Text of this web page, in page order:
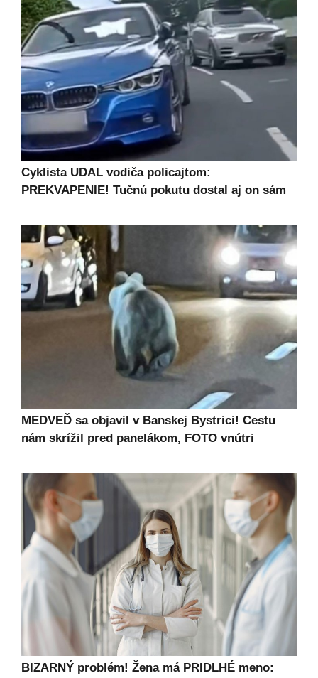
Cyklista UDAL vodiča policajtom:
PREKVAPENIE! Tučnú pokutu dostal aj on sám
MEDVEĎ sa objavil v Banskej Bystrici! Cestu
nám skrížil pred panelákom, FOTO vnútri
BIZARNÝ problém! Žena má PRIDLHÉ meno: